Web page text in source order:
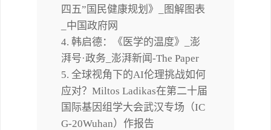
四五”国民健康规划》_图解图表
_中国政府网
4. 韩启德：《医学的温度》_澎
湃号·政务_澎湃新闻-The Paper
5. 全球视角下的AI伦理挑战如何
应对？Miltos Ladikas在第二十届
国际基因组学大会武汉专场（IC
G-20Wuhan）作报告